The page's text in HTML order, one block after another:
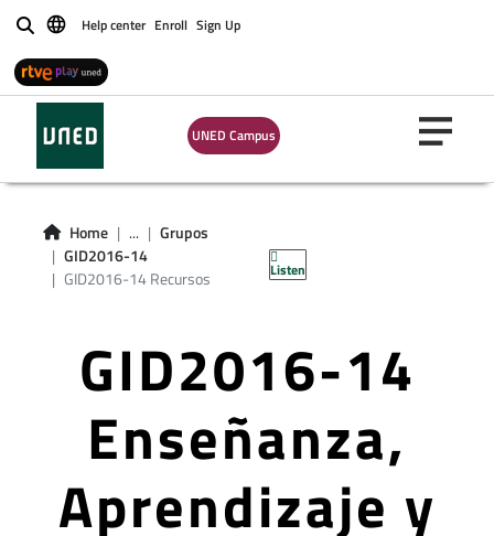
BuscarHelp center Enroll Sign Up
UNED Campus
Home ...
Grupos
GID2016-14
GID2016-14 Recursos
Listen
GID2016-14
Enseñanza,
Aprendizaje y